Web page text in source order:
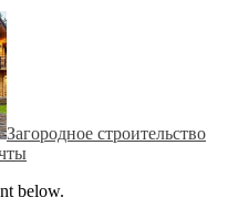
Загородное строительство
below.